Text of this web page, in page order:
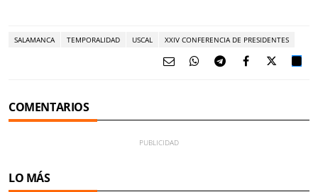
SALAMANCA TEMPORALIDAD USCAL XXIV CONFERENCIA DE PRESIDENTES
COMENTARIOS
LO MÁS